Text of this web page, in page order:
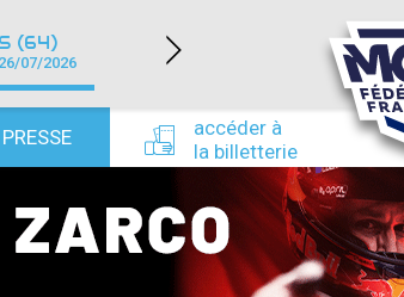
PRESSE
accéder à
la billetterie
(64)
07/2026
LÉDENON (30)
du 22/08/2026 au 23/08/2026